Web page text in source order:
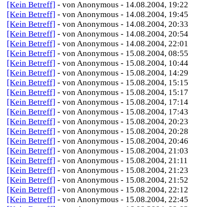
[Kein Betreff] - von Anonymous - 14.08.2004, 19:22
[Kein Betreff] - von Anonymous - 14.08.2004, 19:45
[Kein Betreff] - von Anonymous - 14.08.2004, 20:33
[Kein Betreff] - von Anonymous - 14.08.2004, 20:54
[Kein Betreff] - von Anonymous - 14.08.2004, 22:01
[Kein Betreff] - von Anonymous - 15.08.2004, 08:55
[Kein Betreff] - von Anonymous - 15.08.2004, 10:44
[Kein Betreff] - von Anonymous - 15.08.2004, 14:29
[Kein Betreff] - von Anonymous - 15.08.2004, 15:15
[Kein Betreff] - von Anonymous - 15.08.2004, 15:17
[Kein Betreff] - von Anonymous - 15.08.2004, 17:14
[Kein Betreff] - von Anonymous - 15.08.2004, 17:43
[Kein Betreff] - von Anonymous - 15.08.2004, 20:23
[Kein Betreff] - von Anonymous - 15.08.2004, 20:28
[Kein Betreff] - von Anonymous - 15.08.2004, 20:46
[Kein Betreff] - von Anonymous - 15.08.2004, 21:03
[Kein Betreff] - von Anonymous - 15.08.2004, 21:11
[Kein Betreff] - von Anonymous - 15.08.2004, 21:23
[Kein Betreff] - von Anonymous - 15.08.2004, 21:52
[Kein Betreff] - von Anonymous - 15.08.2004, 22:12
[Kein Betreff] - von Anonymous - 15.08.2004, 22:45